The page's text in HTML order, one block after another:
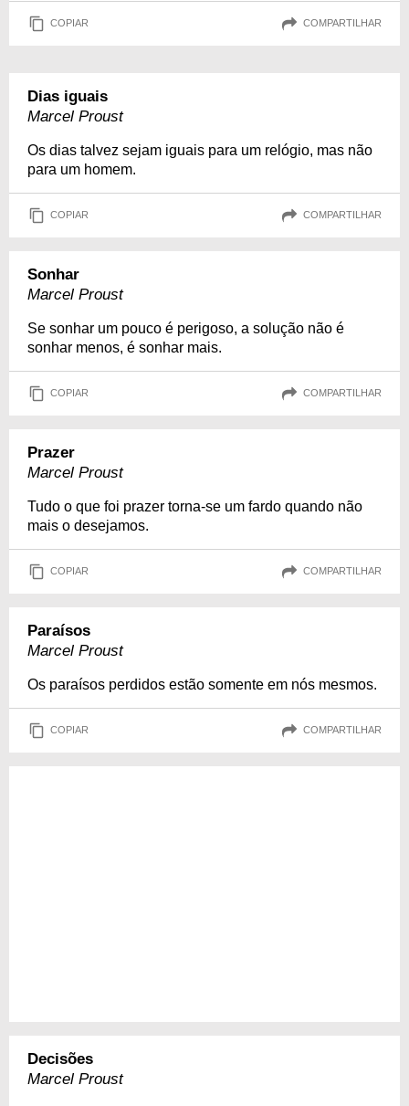
COPIAR COMPARTILHAR
Dias iguais
Marcel Proust
Os dias talvez sejam iguais para um relógio, mas não
para um homem.
COPIAR COMPARTILHAR
Sonhar
Marcel Proust
Se sonhar um pouco é perigoso, a solução não é
sonhar menos, é sonhar mais.
COPIAR COMPARTILHAR
Prazer
Marcel Proust
Tudo o que foi prazer torna-se um fardo quando não
mais o desejamos.
COPIAR COMPARTILHAR
Paraísos
Marcel Proust
Os paraísos perdidos estão somente em nós mesmos.
COPIAR COMPARTILHAR
Decisões
Marcel Proust